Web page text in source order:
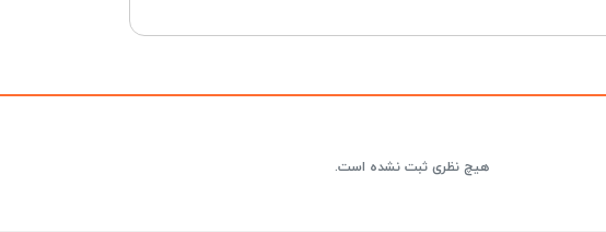
هیچ نظری ثبت نشده است.